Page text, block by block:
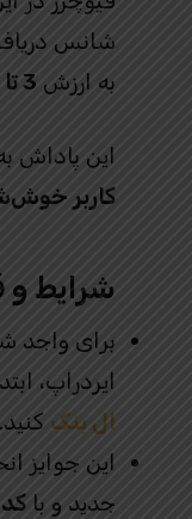
شانس
به ارزش 3 تا 5 USDT
این پاداش
کاربر
شرایط و
برای واجد
ایردراپ،
ال بنک کنید.
این جوایز
جدید و با